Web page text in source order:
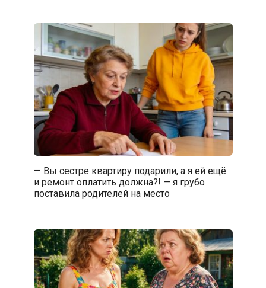
— Вы сестре квартиру подарили, а я ей ещё
и ремонт оплатить должна?! — я грубо
поставила родителей на место